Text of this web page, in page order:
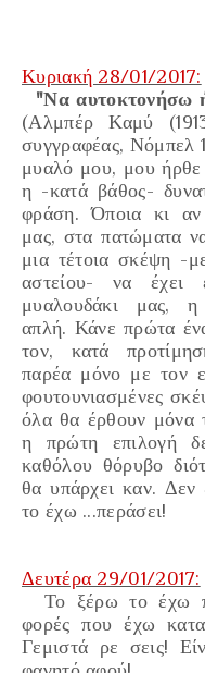
Κυριακή 28/01/2017:
"Να αυτοκτονήσω
(Αλμπέρ Καμύ
συγγραφέας, Νόμπελ
μυαλό μου, μου
η -κατά βάθος-
φράση. Όποια κι αν
μας, στα πατώματα
μια τέτοια σκέψη -
αστείου- να έχει
μυαλουδάκι μας, η
απλή. Κάνε πρώτα
τον, κατά
παρέα μόνο με τον
φουτουνιασμένες
όλα θα έρθουν μόνα
η πρώτη επιλογή
καθόλου θόρυβο
θα υπάρχει καν. Δεν
το έχω ...περάσει!
Δευτέρα 29/01/2017:
Το ξέρω το έχω
φορές πουέχω
Γεμιστά ρε σεις! Ε